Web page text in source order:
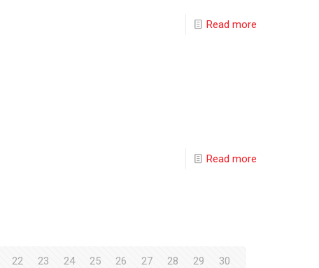
Read more
Read more
22 23 24 25 26 27 28 29
30